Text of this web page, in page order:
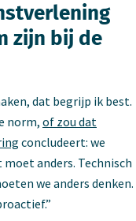
zijn bij de
dat begrijp ik best.
norm, of zou dat
concludeert: we
anders. Technisch
we anders denken.